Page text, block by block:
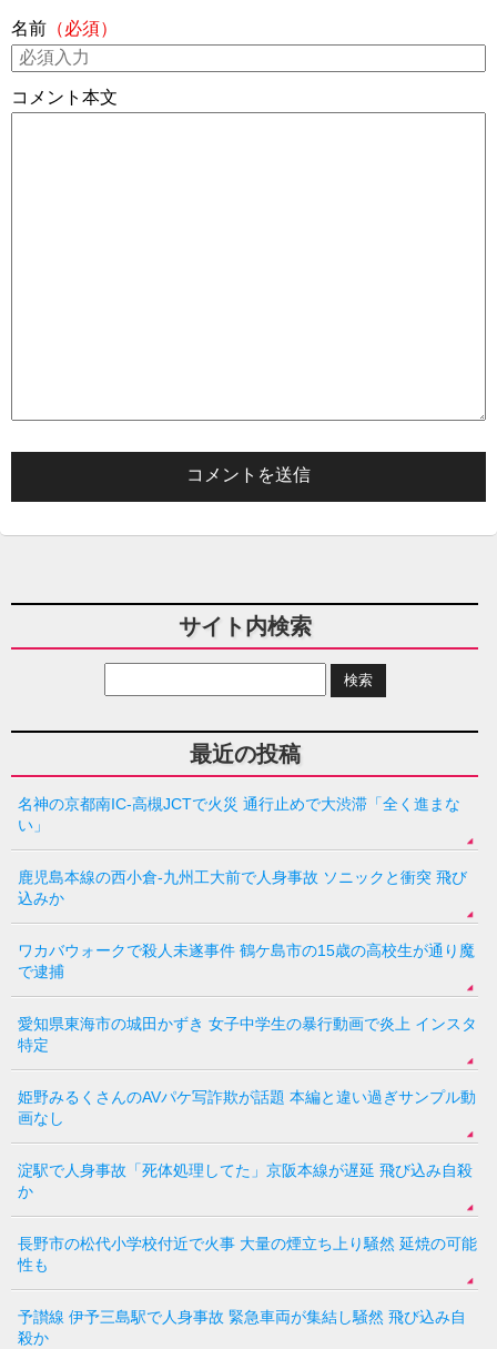
名前 （必須）
コメント本文
サイト内検索
最近の投稿
名神の京都南IC-高槻JCTで火災 通行止めで大渋滞「全く進まな
い」
鹿児島本線の西小倉-九州工大前で人身事故 ソニックと衝突 飛び
込みか
ワカバウォークで殺人未遂事件 鶴ケ島市の15歳の高校生が通り魔
で逮捕
愛知県東海市の城田かずき 女子中学生の暴行動画で炎上 インスタ
特定
姫野みるくさんのAVパケ写詐欺が話題 本編と違い過ぎサンプル動
画なし
淀駅で人身事故「死体処理してた」京阪本線が遅延 飛び込み自殺
か
長野市の松代小学校付近で火事 大量の煙立ち上り騒然 延焼の可能
性も
予讃線 伊予三島駅で人身事故 緊急車両が集結し騒然 飛び込み自
殺か